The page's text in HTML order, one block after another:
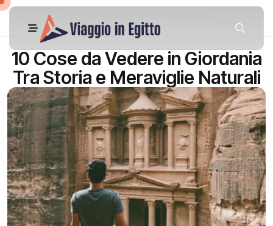
10 Cose da Vedere in Giordania
Tra Storia e Meraviglie Naturali